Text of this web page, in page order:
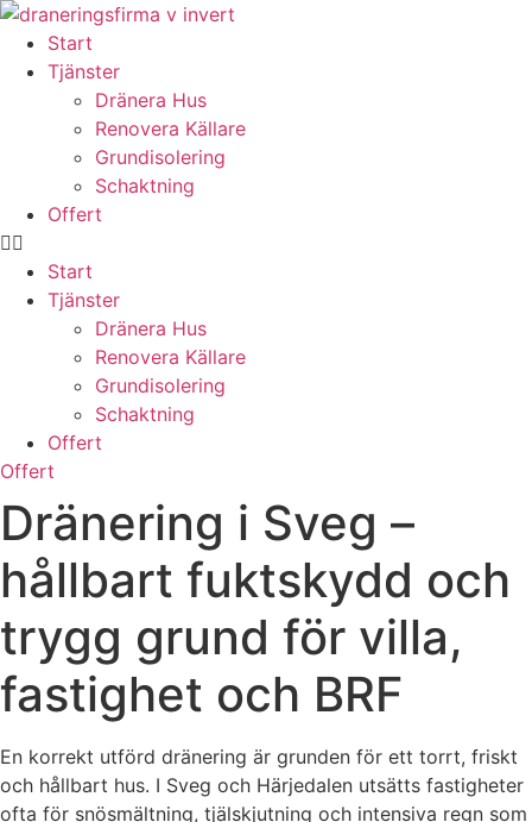
Skip
content
Start
Tjänster
Dränera Hus
Renovera Källare
Grundisolering
Schaktning
Offert
Start
Tjänster
Dränera Hus
Renovera Källare
Grundisolering
Schaktning
Offert
Offert
Dränering i Sveg –
hållbart fuktskydd och
trygg grund för villa,
fastighet och BRF
En korrekt utförd dränering är grunden för ett torrt, friskt
och hållbart hus. I Sveg och Härjedalen utsätts fastigheter
ofta för snösmältning, tjälskjutning och intensiva regn som